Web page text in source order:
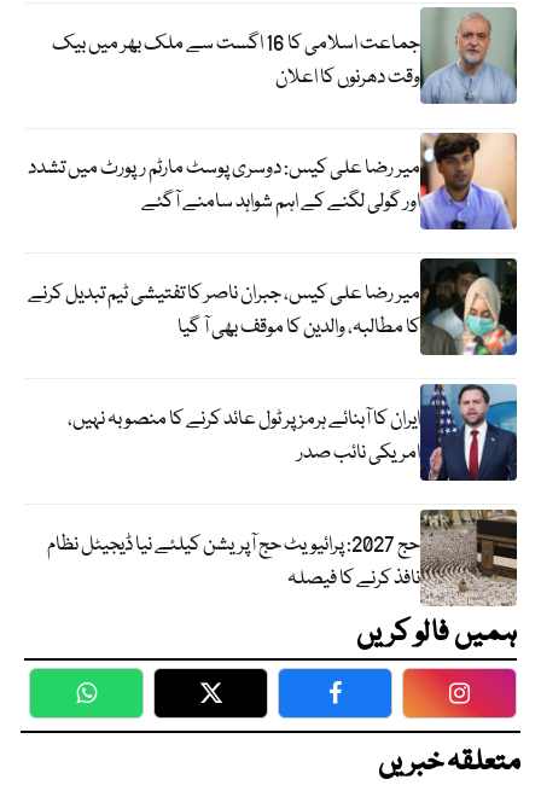
جماعت اسلامی کا 16 اگست سے ملک بھر میں بیک
وقت دھرنوں کا اعلان
میر رضا علی کیس: دوسری پوسٹ مارٹم رپورٹ میں تشدد
اور گولی لگنے کے اہم شواہد سامنے آگئے
میر رضا علی کیس، جبران ناصر کا تفتیشی ٹیم تبدیل کرنے
کا مطالبہ، والدین کا موقف بھی آ گیا
ایران کا آبنائے ہرمز پر ٹول عائد کرنے کا منصوبہ نہیں،
امریکی نائب صدر
حج 2027: پرائیویٹ حج آپریشن کیلئے نیا ڈیجیٹل نظام
نافذ کرنے کا فیصلہ
ہمیں فالو کریں
WhatsApp Twitter Facebook
متعلقہ خبریں